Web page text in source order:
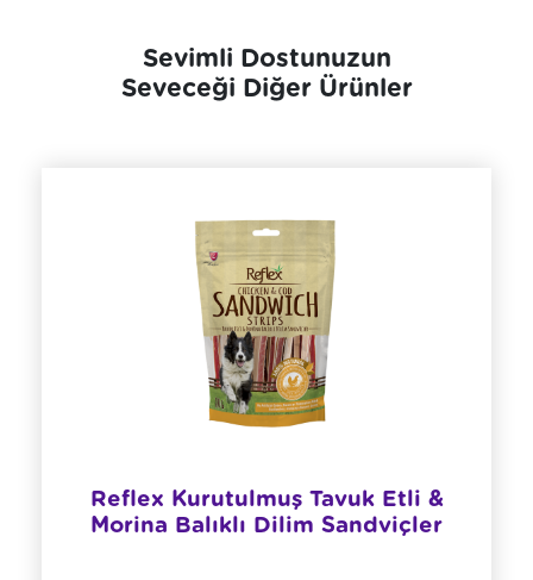
Sevimli Dostunuzun
Seveceği Diğer Ürünler
Reflex Kurutulmuş Tavuk Etli &
Morina Balıklı Dilim Sandviçler